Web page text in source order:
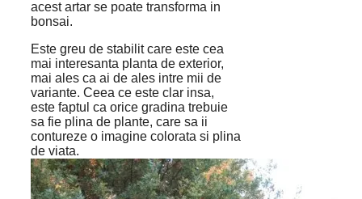
acest artar se poate transforma in
bonsai.
Este greu de stabilit care este cea
mai interesanta planta de exterior,
mai ales ca ai de ales intre mii de
variante. Ceea ce este clar insa,
este faptul ca orice gradina trebuie
sa fie plina de plante, care sa ii
contureze o imagine colorata si plina
de viata.